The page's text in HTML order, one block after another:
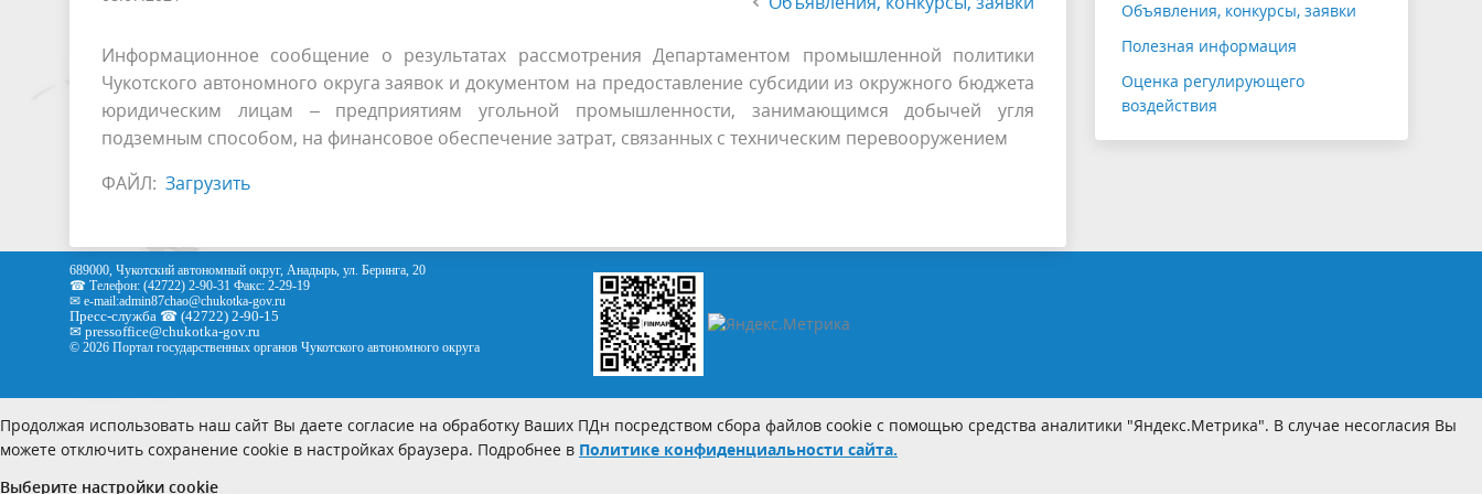
Информационное сообщение о результатах рассмотрения Департаментом промышленной политики
Чукотского автономного округа заявок и документом на предоставление субсидии из окружного бюджета
юридическим лицам – предприятиям угольной промышленности, занимающимся добычей угля
подземным способом, на финансовое обеспечение затрат, связанных с техническим перевооружением
ФАЙЛ: Загрузить
Объявления, конкурсы, заявки
Полезная информация
Оценка регулирующего
воздействия
689000, Чукотский автономный округ, Анадырь, ул. Беринга, 20
☎ Телефон: (42722) 2-90-31 Факс: 2-29-19
✉ e-mail:admin87chao@chukotka-gov.ru
Пресс-служба ☎ (42722) 2-90-15
✉ pressoffice@chukotka-gov.ru
© 2026 Портал государственных органов Чукотского автономного округа
Продолжая использовать наш сайт Вы даете согласие на обработку Ваших ПДн посредством сбора файлов cookie с помощью средства аналитики "Яндекс.Метрика". В случае несогласия Вы
можете отключить сохранение cookie в настройках браузера. Подробнее в Политике конфиденциальности сайта.
Выберите настройки cookie